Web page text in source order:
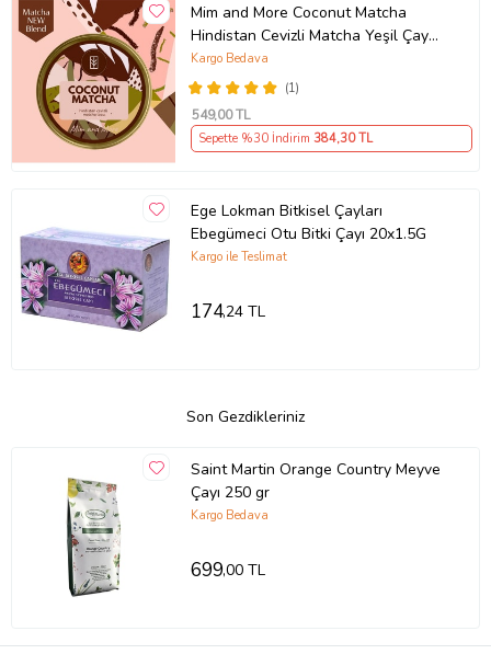
Mim and More Coconut Matcha
Hindistan Cevizli Matcha Yeşil Çay
25 Gr
(1)
Kargo Bedava
549,00 TL
Sepette %30 İndirim 384,30 TL
Ege Lokman Bitkisel Çayları
Ebegümeci Otu Bitki Çayı 20x1.5G
Kargo ile Teslimat
174,24 TL
Son Gezdikleriniz
Saint Martin Orange Country Meyve
Çayı 250 gr
Kargo Bedava
699,00 TL